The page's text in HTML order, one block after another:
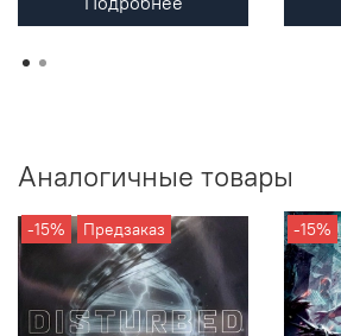
Аналогичные товары
-15% Предзаказ -15%